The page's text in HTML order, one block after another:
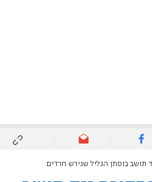
תושב בוסתן הגליל שגירש חרדים